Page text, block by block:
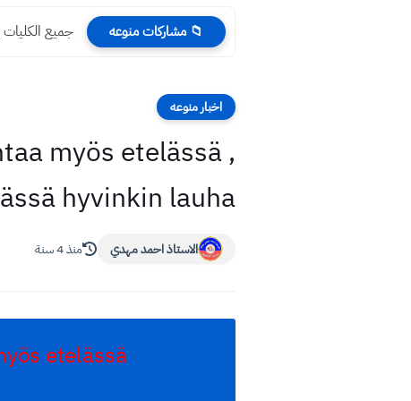
📁 مشاركات منوعه جميع الكليات
اخبار منوعه
myös etelässä ,
hyvinkin lauha
الاستاذ احمد مهدي منذ 4 سنة
etelässä